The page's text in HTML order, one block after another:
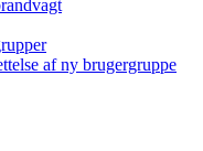
af ny brugergruppe